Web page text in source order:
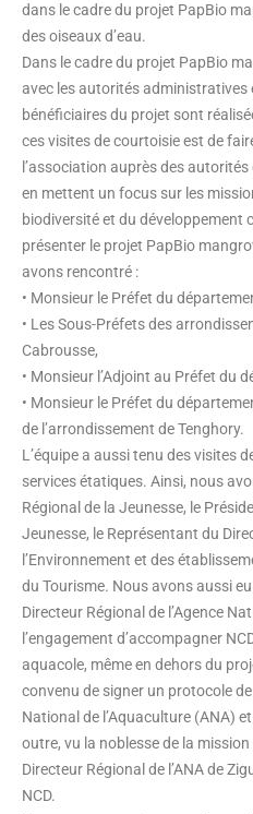
dans le cadre du projet PapBio
des oiseaux d’eau.
Dans le cadre du projet PapBio
avec les autorités administratives
bénéficiaires du projet sont
ces visites de courtoisie est de
l’association auprès des
en mettent un focus sur les
biodiversité et du développement
présenter le projet PapBio
avons rencontré :
• Monsieur le Préfet du
• Les Sous-Préfets des
Cabrousse,
• Monsieur l’Adjoint au Préfet du
• Monsieur le Préfet du
de l’arrondissement de Tenghory.
L’équipe a aussi tenu des visites
services étatiques. Ainsi, nous
Régional de la Jeunesse, le
Jeunesse, le Représentant du
l’Environnement et des
du Tourisme. Nous avons aussi
Directeur Régional de l’Agence
l’engagement d’accompagner
aquacole, même en dehors du
convenu de signer un protocole
National de l’Aquaculture (ANA)
outre, vu la noblesse de la mission
Directeur Régional de l’ANA de
NCD.